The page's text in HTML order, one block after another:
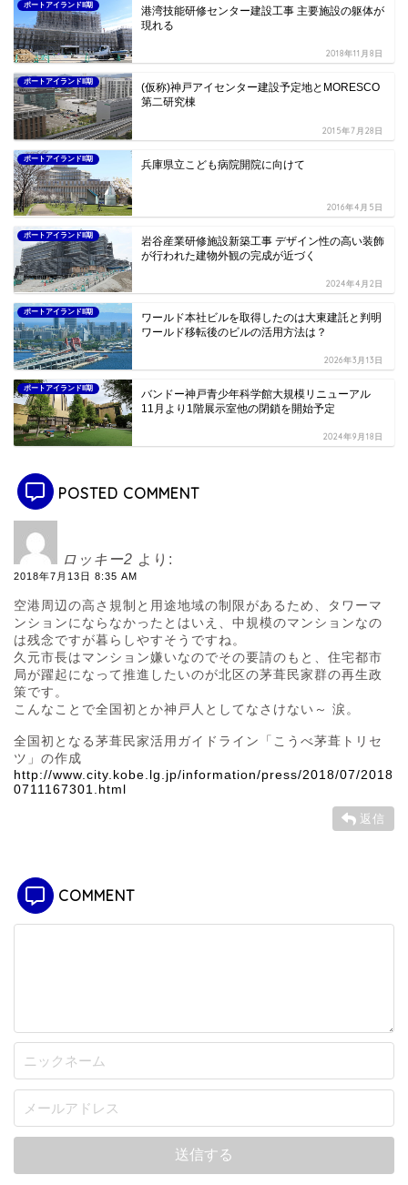
ポートアイランドII期
港湾技能研修センター建設工事 主要施設の躯体が
現れる
2018年11月8日
ポートアイランドII期
(仮称)神戸アイセンター建設予定地とMORESCO
第二研究棟
2015年7月28日
ポートアイランドII期 兵庫県立こども病院開院に向けて
2016年4月5日
ポートアイランドII期
岩谷産業研修施設新築工事 デザイン性の高い装飾
が行われた建物外観の完成が近づく
2024年4月2日
ポートアイランドII期
ワールド本社ビルを取得したのは大東建託と判明
ワールド移転後のビルの活用方法は？
2026年3月13日
ポートアイランドII期
バンドー神戸青少年科学館大規模リニューアル
11月より1階展示室他の閉鎖を開始予定
2024年9月18日
POSTED COMMENT
ロッキー2 より:
2018年7月13日 8:35 AM
空港周辺の高さ規制と用途地域の制限があるため、タワーマ
ンションにならなかったとはいえ、中規模のマンションなの
は残念ですが暮らしやすそうですね。
久元市長はマンション嫌いなのでその要請のもと、住宅都市
局が躍起になって推進したいのが北区の茅葺民家群の再生政
策です。
こんなことで全国初とか神戸人としてなさけない～ 涙。
全国初となる茅葺民家活用ガイドライン「こうべ茅葺トリセ
ツ」の作成
http://www.city.kobe.lg.jp/information/press/2018/07/2018
0711167301.html
返信
COMMENT